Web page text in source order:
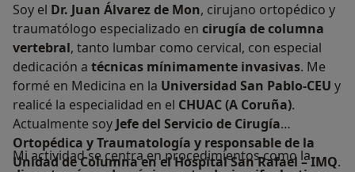
Soy el Dr. Juan Álvarez de Mon, cirujano ortopédico y
traumatólogo especializado en cirugía de columna
vertebral, tanto lumbar como cervical, con especial
dedicación a técnicas mínimamente invasivas. Me
formé en Medicina en la Universidad San Pablo-CEU y
realicé la especialidad en el CHUAC (A Coruña).
Actualmente soy Jefe del Servicio de Cirugía
Ortopédica y Traumatología y responsable de la
Unidad de Columna en el Hospital San Rafael – IMQ.
Mi actividad se centra en procedimientos como la